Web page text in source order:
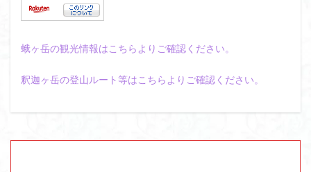
蛾ヶ岳の観光情報はこちらよりご確認ください。
釈迦ヶ岳の登山ルート等はこちらよりご確認ください。